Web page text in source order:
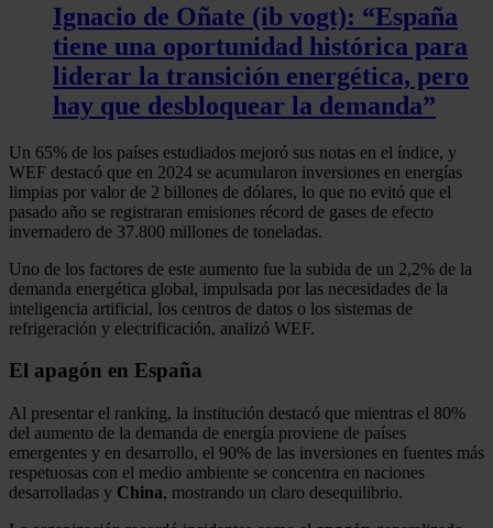
Ignacio de Oñate (ib vogt): “España
tiene una oportunidad histórica para
liderar la transición energética, pero
hay que desbloquear la demanda”
Un 65% de los países estudiados mejoró sus notas en el índice, y
WEF destacó que en 2024 se acumularon inversiones en energías
limpias por valor de 2 billones de dólares, lo que no evitó que el
pasado año se registraran emisiones récord de gases de efecto
invernadero de 37.800 millones de toneladas.
Uno de los factores de este aumento fue la subida de un 2,2% de la
demanda energética global, impulsada por las necesidades de la
inteligencia artificial, los centros de datos o los sistemas de
refrigeración y electrificación, analizó WEF.
El apagón en España
Al presentar el ranking, la institución destacó que mientras el 80%
del aumento de la demanda de energía proviene de países
emergentes y en desarrollo, el 90% de las inversiones en fuentes más
respetuosas con el medio ambiente se concentra en naciones
desarrolladas y China, mostrando un claro desequilibrio.